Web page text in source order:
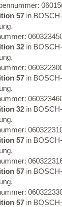
57 in BOSCH-
32 in BOSCH-
57 in BOSCH-
32 in BOSCH-
57 in BOSCH-
57 in BOSCH-
57 in BOSCH-